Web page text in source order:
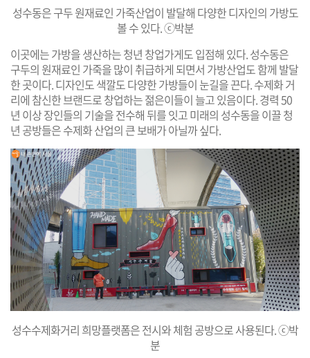
성수동은 구두 원재료인 가죽산업이 발달해 다양한 디자인의 가방도
볼 수 있다. ⓒ박분
이곳에는 가방을 생산하는 청년 창업가게도 입점해 있다. 성수동은
구두의 원재료인 가죽을 많이 취급하게 되면서 가방산업도 함께 발달
한 곳이다. 디자인도 색깔도 다양한 가방들이 눈길을 끈다. 수제화 거
리에 참신한 브랜드로 창업하는 젊은이들이 늘고 있음이다. 경력 50
년 이상 장인들의 기술을 전수해 뒤를 잇고 미래의 성수동을 이끌 청
년 공방들은 수제화 산업의 큰 보배가 아닐까 싶다.
성수수제화거리 희망플랫폼은 전시와 체험 공방으로 사용된다. ⓒ박
분